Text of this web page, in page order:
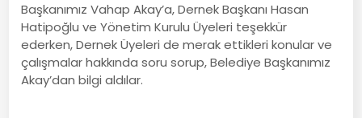
Başkanımız Vahap Akay’a, Dernek Başkanı Hasan
Hatipoğlu ve Yönetim Kurulu Üyeleri teşekkür
ederken, Dernek Üyeleri de merak ettikleri konular ve
çalışmalar hakkında soru sorup, Belediye Başkanımız
Akay’dan bilgi aldılar.